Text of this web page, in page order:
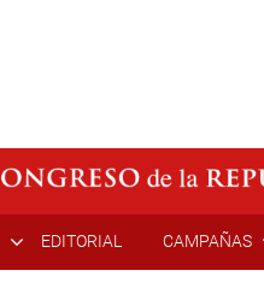
EDITORIAL CAMPAÑAS